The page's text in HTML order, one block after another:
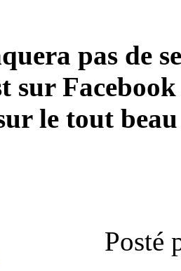
pas de
sur Facebook
le tout
Posté